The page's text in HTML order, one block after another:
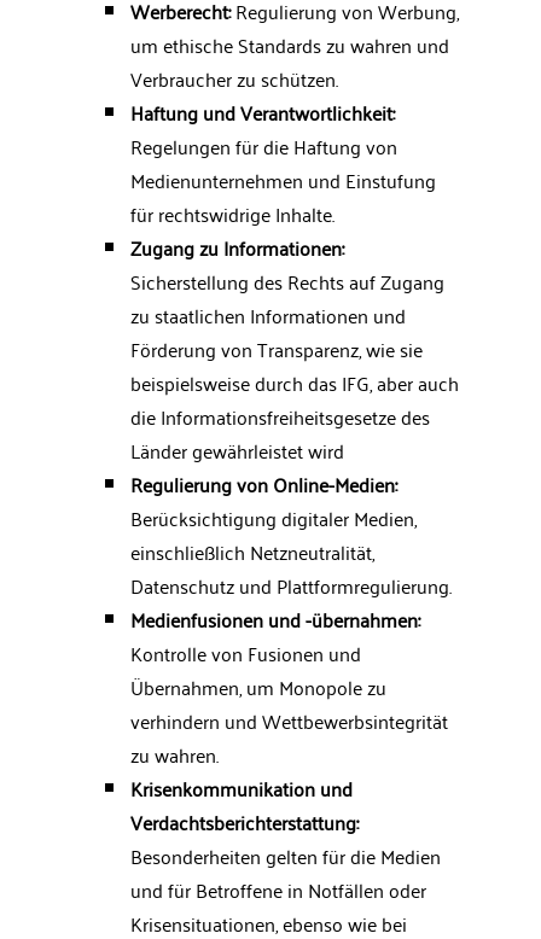
Werberecht:Regulierung von Werbung,
um ethische Standards zu wahren und
Verbraucher zu schützen.
Haftung und Verantwortlichkeit:
Regelungen für die Haftung von
Medienunternehmen und Einstufung
für rechtswidrige Inhalte.
Zugang zu Informationen:
Sicherstellung des Rechts auf Zugang
zu staatlichen Informationen und
Förderung von Transparenz, wie sie
beispielsweise durch das IFG, aber auch
die Informationsfreiheitsgesetze des
Länder gewährleistet wird
Regulierung von Online-Medien:
Berücksichtigung digitaler Medien,
einschließlich Netzneutralität,
Datenschutz und Plattformregulierung.
Medienfusionen und -übernahmen:
Kontrolle von Fusionen und
Übernahmen, um Monopole zu
verhindern und Wettbewerbsintegrität
zu wahren.
Krisenkommunikation und
Verdachtsberichterstattung:
Besonderheiten gelten für die Medien
und für Betroffene in Notfällen oder
Krisensituationen, ebenso wie bei